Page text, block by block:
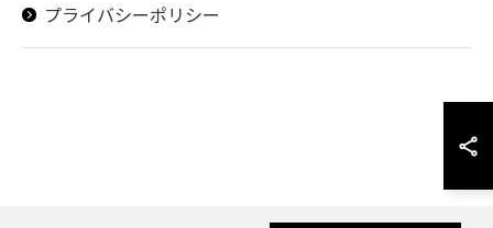
プライバシーポリシー